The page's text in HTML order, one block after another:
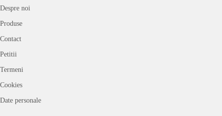
Despre noi
Produse
Contact
Petitii
Termeni
Cookies
Date personale